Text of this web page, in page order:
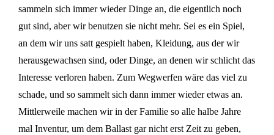
sammeln sich immer wieder Dinge an, die eigentlich noch
gut sind, aber wir benutzen sie nicht mehr. Sei es ein Spiel,
an dem wir uns satt gespielt haben, Kleidung, aus der wir
herausgewachsen sind, oder Dinge, an denen wir schlicht das
Interesse verloren haben. Zum Wegwerfen wäre das viel zu
schade, und so sammelt sich dann immer wieder etwas an.
Mittlerweile machen wir in der Familie so alle halbe Jahre
mal Inventur, um dem Ballast gar nicht erst Zeit zu geben,